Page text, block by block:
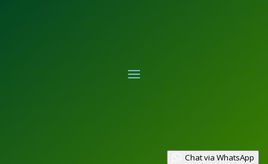
Chat via WhatsApp